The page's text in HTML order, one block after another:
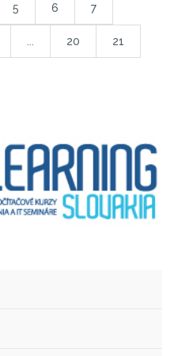
5 6 7
20 21